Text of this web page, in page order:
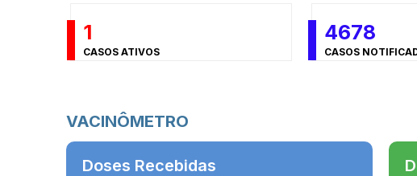
1
CASOS ATIVOS
4678
CASOS
VACINÔMETRO
Doses Recebidas